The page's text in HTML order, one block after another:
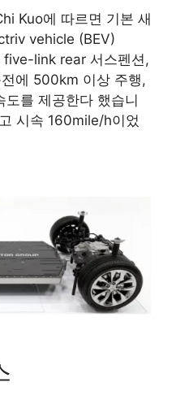
Kuo에 따르면 기본 새
vehicle (BEV)
link rear 서스펜션,
에 500km 이상 주행,
를 제공한다 했습니
시속 160mile/h이었